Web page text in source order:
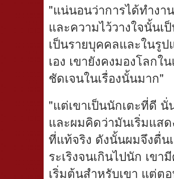
"แน่นอนว่าการได้ทำงา
และความไว้วางใจนั้นเ
เป็นรายบุคคลและในรู
เอง เขายังคงมองโลก
ชัดเจนในเรื่องนั้นมาก"
"แต่เขาเป็นนักเตะที่ดี
และผมคิดว่ามันเริ่มแสด
ที่แท้จริง ดังนั้นผมจึงตื่น
ระเริงจนเกินไปนัก เข
เริ่มต้นสำหรับเขา แต่ต